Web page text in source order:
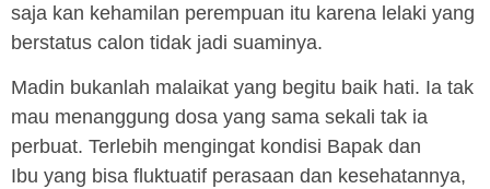
saja kan kehamilan perempuan itu karena lelaki yang
berstatus calon tidak jadi suaminya.
Madin bukanlah malaikat yang begitu baik hati. Ia tak
mau menanggung dosa yang sama sekali tak ia
perbuat. Terlebih mengingat kondisi Bapak dan
Ibu yang bisa fluktuatif perasaan dan kesehatannya,